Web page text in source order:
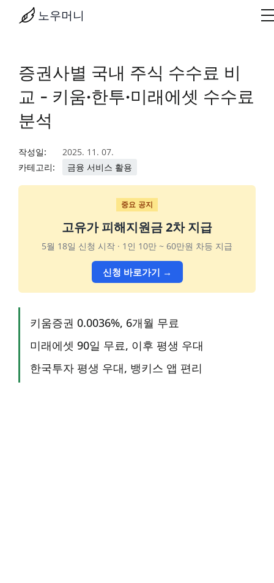
노우머니
증권사별 국내 주식 수수료 비
교 - 키움·한투·미래에셋 수수료
분석
작성일:
2025. 11. 07.
카테고리:
금융 서비스 활용
중요 공지
고유가 피해지원금 2차 지급
5월 18일 신청 시작 · 1인 10만 ~ 60만원 차등 지급
신청 바로가기 →
키움증권 0.0036%, 6개월 무료
미래에셋 90일 무료, 이후 평생 우대
한국투자 평생 우대, 뱅키스 앱 편리